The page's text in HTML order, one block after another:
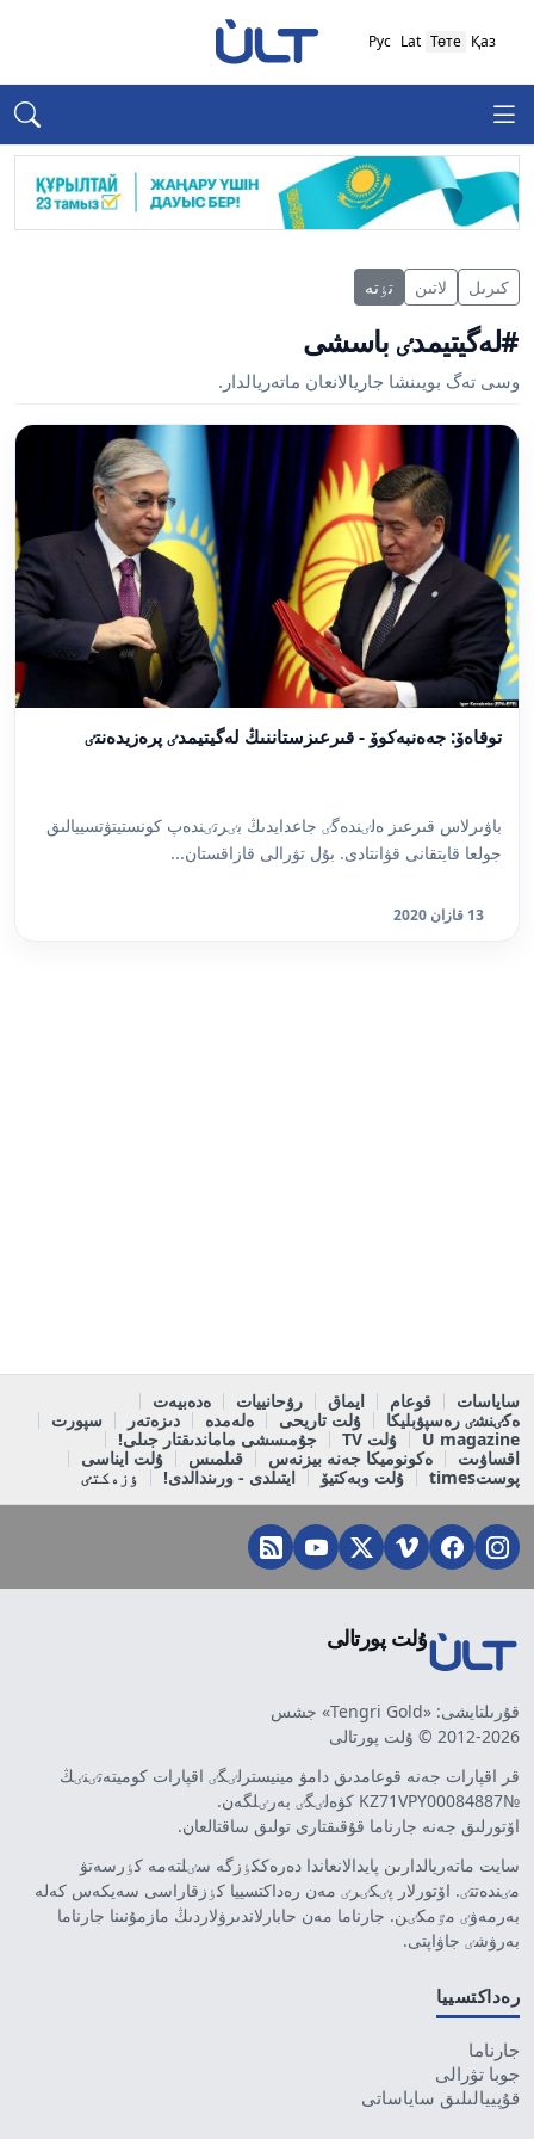
Қаз
Төте
Lat
Рус
كىرىل لاتىن تٶتە
#لەگيتيمدٸ باسشى
وسى تەگ بويىنشا جاريالانعان ماتەريالدار.
توقاەۆ: جەەنبەكوۆ - قىرعىزستاننىڭ لەگيتيمدٸ پرەزيدەنتٸ
باۋىرلاس قىرعىز ەلٸندەگٸ جاعدايدىڭ بٸرتٸندەپ كونستيتۋتسييالىق
جولعا قايتقانى قۋانتادى. بۇل تۋرالى قازاقستان...
13 قازان 2020
ساياسات قوعام ايماق رۋحانييات
ەدەبيەت
ەكٸنشٸ رەسپۋبليكا
ۇلت تاريحى ەلەمدە دىزەتەر
سپورت
U magazine
ۇلت TV
جۇمىسشى ماماندىقتار جىلى!
اقساۋىت
ەكونوميكا جەنە بيزنەس قىلمىس
ۇلت ايناسى
پوستtimes
ۇلت وبەكتيۆ ايتىلدى - ورىندالدى! ٶزەكتٸ
ۇلت پورتالى
قۇرىلتايشى: «Tengri Gold» جشس
2012-2026 © ۇلت پورتالى
قر اقپارات جەنە قوعامدىق دامۋ مينيسترلٸگٸ اقپارات كوميتەتٸنٸڭ
№KZ71VPY00084887 كۋەلٸگٸ بەرٸلگەن.
اۆتورلىق جەنە جارناما قۇقىقتارى تولىق ساقتالعان.
سايت ماتەريالدارىن پايدالانعاندا دەرەككٶزگە سٸلتەمە كٶرسەتۋ
مٸندەتتٸ. اۆتورلار پٸكٸرٸ مەن رەداكتسييا كٶزقاراسى سەيكەس كەلە
بەرمەۋٸ مٷمكٸن. جارناما مەن حابارلاندىرۋلاردىڭ مازمۇنىنا جارناما
بەرۋشٸ جاۋاپتى.
رەداكتسييا
جارناما
جوبا تۋرالى
قۇپييالىلىق ساياساتى